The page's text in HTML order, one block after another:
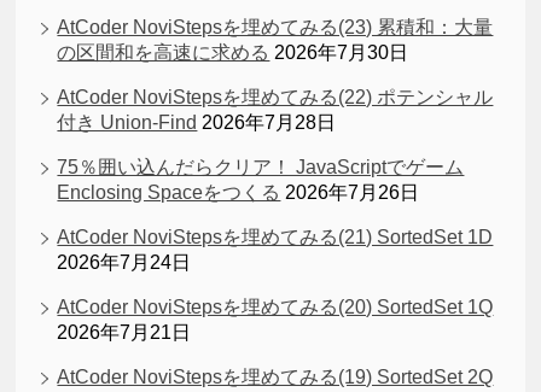
AtCoder NoviStepsを埋めてみる(23) 累積和：大量
の区間和を高速に求める 2026年7月30日
AtCoder NoviStepsを埋めてみる(22) ポテンシャル
付き Union-Find 2026年7月28日
75％囲い込んだらクリア！ JavaScriptでゲーム
Enclosing Spaceをつくる 2026年7月26日
AtCoder NoviStepsを埋めてみる(21) SortedSet 1D
2026年7月24日
AtCoder NoviStepsを埋めてみる(20) SortedSet 1Q
2026年7月21日
AtCoder NoviStepsを埋めてみる(19) SortedSet 2Q